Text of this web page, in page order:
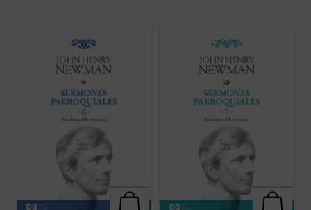
Los sermones de esta sexta entrega de los
Sermones Parroquialesfueron predicados
a lo largo de seis años, entre 1836 y el
decisivo 1841. La impresión es que
Newman seleccionó con mucho equilibrio
los veinticinco sermones de este volumen.
En 1842, tras la aparición del sexto
volumen, Newman había dado por
terminada la publicación de la serie de sus
Sermones parroquiales. En esos
momentos se hallaba inmerso en el
dramático proceso interior que culminaría
con su conversión ...(ver ficha)